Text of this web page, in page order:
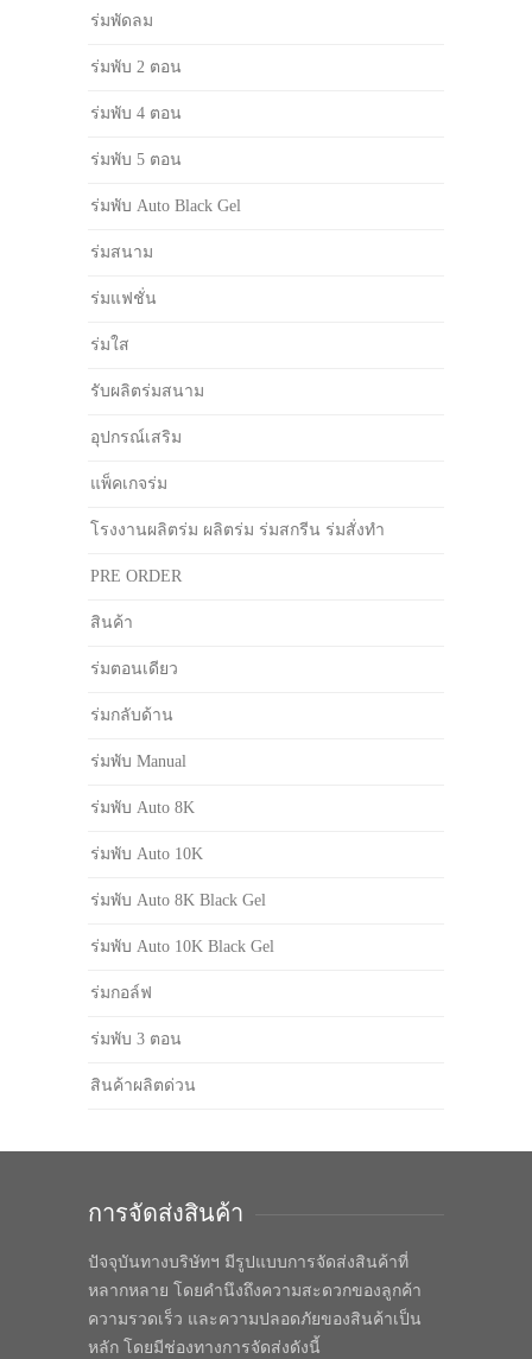
ร่มพัดลม
ร่มพับ 2 ตอน
ร่มพับ 4 ตอน
ร่มพับ 5 ตอน
ร่มพับ Auto Black Gel
ร่มสนาม
ร่มแฟชั่น
ร่มใส
รับผลิตร่มสนาม
อุปกรณ์เสริม
แพ็คเกจร่ม
โรงงานผลิตร่ม ผลิตร่ม ร่มสกรีน ร่มสั่งทำ
PRE ORDER
สินค้า
ร่มตอนเดียว
ร่มกลับด้าน
ร่มพับ Manual
ร่มพับ Auto 8K
ร่มพับ Auto 10K
ร่มพับ Auto 8K Black Gel
ร่มพับ Auto 10K Black Gel
ร่มกอล์ฟ
ร่มพับ 3 ตอน
สินค้าผลิตด่วน
การจัดส่งสินค้า
ปัจจุบันทางบริษัทฯ มีรูปแบบการจัดส่งสินค้าที่
หลากหลาย โดยคำนึงถึงความสะดวกของลูกค้า
ความรวดเร็ว และความปลอดภัยของสินค้าเป็น
หลัก โดยมีช่องทางการจัดส่งดังนี้